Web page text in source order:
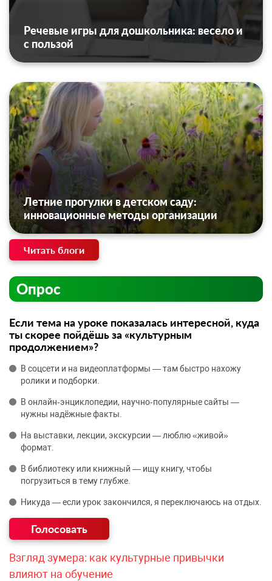
Речевые игры для дошкольника: весело и
с пользой
Летние прогулки в детском саду:
инновационные методы организации
Читать блоги
Опрос
Если тема на уроке показалась интересной, куда
ты скорее пойдёшь за «культурным
продолжением»?
В соцсети и на видеоплатформы — там быстро нахожу
ролики и подборки.
В онлайн‑энциклопедии, научно‑популярные сайты —
нужны надёжные факты.
На выставки, лекции, экскурсии — люблю «живой»
формат.
В библиотеку или книжный — ищу книгу, чтобы
погрузиться в тему глубже.
Никуда — если урок закончился, я переключаюсь на отдых.
Взгляд зумера: как культурные привычки
влияют на обучение